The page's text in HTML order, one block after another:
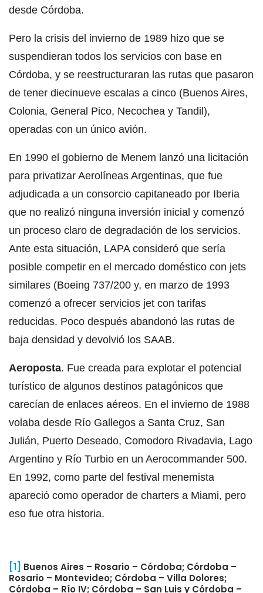
desde Córdoba.
Pero la crisis del invierno de 1989 hizo que se
suspendieran todos los servicios con base en
Córdoba, y se reestructuraran las rutas que pasaron
de tener diecinueve escalas a cinco (Buenos Aires,
Colonia, General Pico, Necochea y Tandil),
operadas con un único avión.
En 1990 el gobierno de Menem lanzó una licitación
para privatizar Aerolíneas Argentinas, que fue
adjudicada a un consorcio capitaneado por Iberia
que no realizó ninguna inversión inicial y comenzó
un proceso claro de degradación de los servicios.
Ante esta situación, LAPA consideró que sería
posible competir en el mercado doméstico con jets
similares (Boeing 737/200 y, en marzo de 1993
comenzó a ofrecer servicios jet con tarifas
reducidas. Poco después abandonó las rutas de
baja densidad y devolvió los SAAB.
Aeroposta. Fue creada para explotar el potencial
turístico de algunos destinos patagónicos que
carecían de enlaces aéreos. En el invierno de 1988
volaba desde Río Gallegos a Santa Cruz, San
Julián, Puerto Deseado, Comodoro Rivadavia, Lago
Argentino y Río Turbio en un Aerocommander 500.
En 1992, como parte del festival menemista
apareció como operador de charters a Miami, pero
eso fue otra historia.
[1] Buenos Aires – Rosario – Córdoba; Córdoba –
Rosario – Montevideo; Córdoba – Villa Dolores;
Córdoba – Río IV; Córdoba – San Luis y Córdoba –